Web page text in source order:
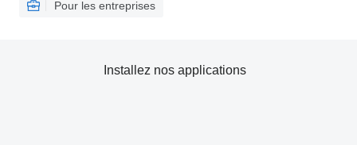
Pour les entreprises
Installez nos applications